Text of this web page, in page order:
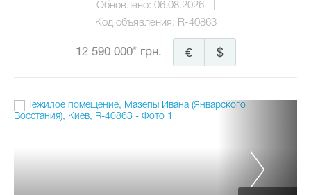
Обновлено: 06.08.2026
Код объявления: R-40863
12 590 000* грн. $
€